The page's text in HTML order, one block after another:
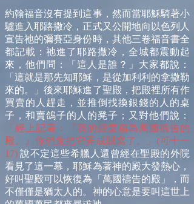
約翰福音沒有提到這事，然而當耶穌騎著小
驢進入耶路撒冷，正式又公開地向以色列人
宣告祂的彌賽亞身份時，其他三卷福音書全
都記載：祂進了耶路撒冷，全城都震動起
來，他們問：「這人是誰？」大家都說：
「這就是那先知耶穌，是從加利利的拿撒勒
來的。」後來耶穌進了聖殿，把殿裡所有作
買賣的人趕走，並推倒找換銀錢的人的桌
子，和賣鴿子的人的凳子；又對他們說：
「經上記著：『我的殿要稱為萬國禱告的
殿。』你們竟把它弄成賊窩了。」(可十一
17)說不定這些希臘人還曾經在聖殿的外院
看見了這一幕，耶穌為著神的殿大發熱心，
好叫聖殿可以恢復為「萬國禱告的殿」，而
不僅僅是猶太人的。神的心意是要叫這世上